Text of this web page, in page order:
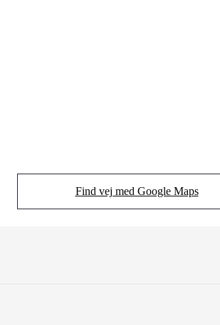
Find vej med Google Maps
(Opens in new tab)